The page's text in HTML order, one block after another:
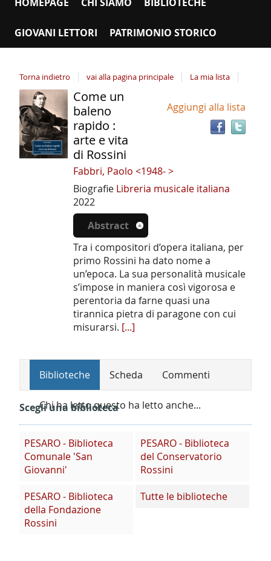
GIOVANI LETTORI PATRIMONIO STORICO
Torna indietro vai alla pagina principale La mia lista
Dettaglio
del
documento
Aggiungi alla lista
Come un
baleno
rapido :
arte e vita
di Rossini
Fabbri, Paolo <1948- >
Biografie Libreria musicale italiana
2022
Abstract
Tra i compositori d’opera italiana, per
primo Rossini ha dato nome a
un’epoca. La sua personalità musicale
s’impose in maniera così vigorosa e
perentoria da farne quasi una
tirannica pietra di paragone con cui
misurarsi. [...]
Biblioteche Scheda Commenti
Chi ha letto questo ha letto anche...
Scegli una biblioteca
PESARO - Biblioteca
Comunale 'San
Giovanni'
PESARO - Biblioteca
del Conservatorio
Rossini
PESARO - Biblioteca
della Fondazione
Rossini
Tutte le biblioteche